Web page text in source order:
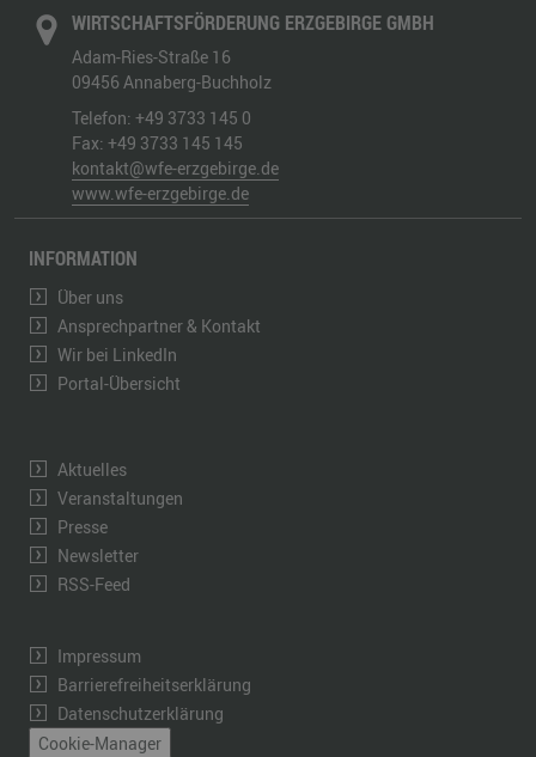
WIRTSCHAFTSFÖRDERUNG ERZGEBIRGE GMBH
Adam-Ries-Straße 16
09456 Annaberg-Buchholz
Telefon: +49 3733 145 0
Fax: +49 3733 145 145
kontakt@wfe-erzgebirge.de
www.wfe-erzgebirge.de
INFORMATION
Über uns
Ansprechpartner & Kontakt
Wir bei LinkedIn
Portal-Übersicht
Aktuelles
Veranstaltungen
Presse
Newsletter
RSS-Feed
Impressum
Barrierefreiheitserklärung
Datenschutzerklärung
Cookie-Manager